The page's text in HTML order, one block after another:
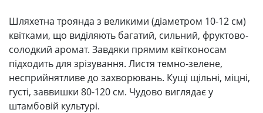
Шляхетна троянда з великими (діаметром 10-12 см)
квітками, що виділяють багатий, сильний, фруктово-
солодкий аромат. Завдяки прямим квітконосам
підходить для зрізування. Листя темно-зелене,
несприйнятливе до захворювань. Кущі щільні, міцні,
густі, заввишки 80-120 см. Чудово виглядає у
штамбовій культурі.